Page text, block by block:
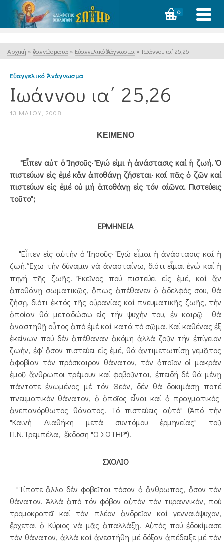
0
Αρχική » Ἀναγνώσματα » Εὐαγγελικό Ἀνάγνωσμα » Ιωάννου ια΄ 25,26
Εὐαγγελικό Ἀνάγνωσμα
Ιωάννου ια΄ 25,26
13 ΜΑΪ́ΟΥ, 2008
ΚΕΙΜΕΝΟ
"Εἶπεν αὐτ ὁ Ἰησοῦς· Ἐγώ εἰμι ἡ ἀνάστασις καί ἡ ζωή. Ὁ
πιστεύων εἰς ἐμέ κἄν ἀποθάνῃ ζήσεται· καί πᾶς ὁ ζῶν καί
πιστεύων εἰς ἐμέ οὐ μή ἀποθάνῃ εἰς τόν αἰῶνα. Πιστεύεις
τοῦτο";
ΕΡΜΗΝΕΙΑ
"Εἶπεν εἰς αὐτήν ὁ Ἰησοῦς· Ἐγώ εἶμαι ἡ ἀνάστασις καί ἡ
ζωή. Ἔχω τήν δύναμιν νά ἀνασταίνω, διότι εἶμαι ἐγώ καί ἡ
πηγή τῆς ζωῆς. Ἐκεῖνος πού πιστεύει εἰς ἐμέ, καί ἄν
ἀποθάνῃ σωματικῶς, ὅπως ἀπέθανεν ὁ ἀδελφός σου, θά
ζήσῃ, διότι ἐκτός τῆς οὐρανίας καί πνευματικῆς ζωῆς, τήν
ὁποίαν θά μεταδώσω εἰς τήν ψυχήν του, ἐν καιρῷ θά
ἀναστηθῇ οὗτος ἀπό ἐμέ καί κατά τό σῶμα. Καί καθένας ἐξ
ἐκείνων πού δέν ἀπέθαναν ἀκόμη ἀλλά ζοῦν τήν ἐπίγειον
ζωήν, ἐφ’ ὅσον πιστεύει εἰς ἐμέ, θά ἀντιμετωπίσῃ γεμᾶτος
ἀφοβίαν τόν πρόσκαιρον θάνατον, τόν ὁποῖον οἱ μακράν
ἐμοῦ ἄνθρωποι τρέμουν καί φοβοῦνται, ἐπειδή δέ θά μένῃ
πάντοτε ἑνωμένος μέ τόν Θεόν, δέν θά δοκιμάσῃ ποτέ
πνευματικόν θάνατον, ὁ ὁποῖος εἶναι καί ὁ πραγματικός
ἀνεπανόρθωτος θάνατος. Τό πιστεύεις αὐτό" (Ἀπό τήν
"Καινή Διαθήκη μετά συντόμου ἑρμηνείας" τοῦ
Π.Ν.Τρεμπέλα, ἔκδοση "Ο ΣΩΤΗΡ").
ΣΧΟΛΙΟ
"Τίποτε ἄλλο δέν φοβεῖται τόσον ὁ ἄνθρωπος, ὅσον τόν
θάνατον. Ἀλλά ἀπό τόν φόβον αὐτόν τόν τυραννικόν, πού
τρομοκρατεῖ καί τόν πλέον ἀνδρεῖον καί γενναιόψυχον,
ἔρχεται ὁ Κύριος νά μᾶς ἀπαλλάξῃ. Αὐτός πού ἐδοκίμασε
τόν θάνατον, ἀλλά καί ἀνεστήθη μέ δόξαν ἀπέδειξε μέ τόν